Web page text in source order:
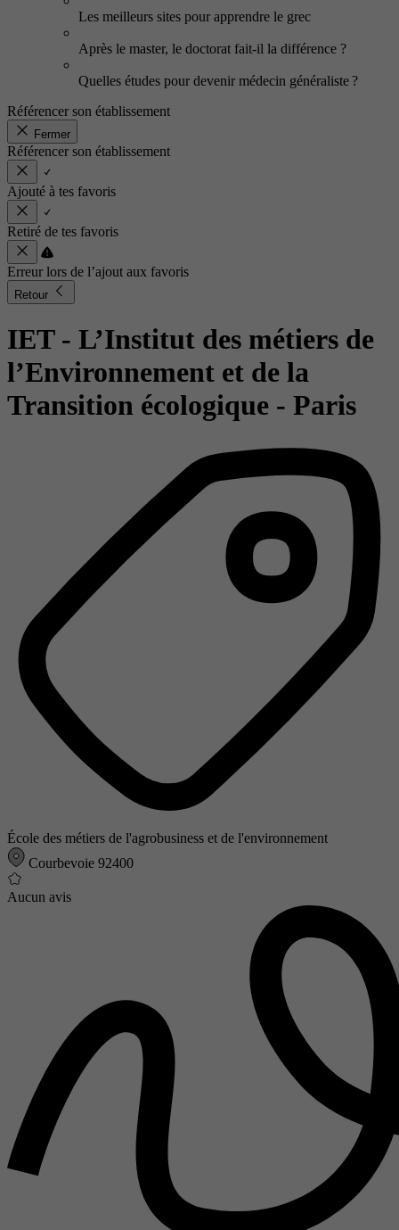
Les meilleurs sites pour apprendre le grec
Après le master, le doctorat fait-il la différence ?
Quelles études pour devenir médecin généraliste ?
Référencer son établissement
Fermer
Référencer son établissement
Ajouté à tes favoris
Retiré de tes favoris
Erreur lors de l’ajout aux favoris
Retour
IET - L’Institut des métiers de
l’Environnement et de la
Transition écologique - Paris
École des métiers de l'agrobusiness et de l'environnement
Courbevoie 92400
Aucun avis